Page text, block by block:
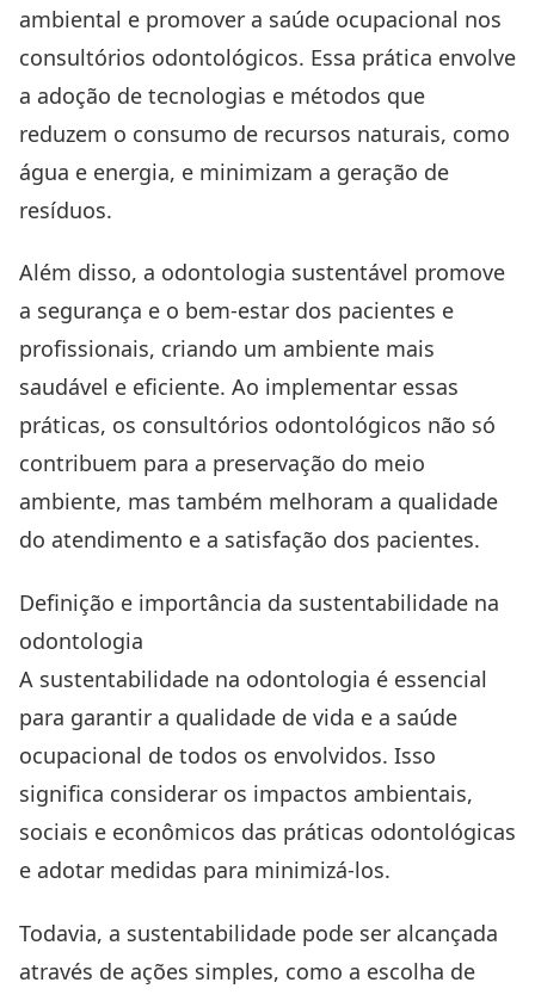
ambiental e promover a saúde ocupacional nos
consultórios odontológicos. Essa prática envolve
a adoção de tecnologias e métodos que
reduzem o consumo de recursos naturais, como
água e energia, e minimizam a geração de
resíduos.
Além disso, a odontologia sustentável promove
a segurança e o bem-estar dos pacientes e
profissionais, criando um ambiente mais
saudável e eficiente. Ao implementar essas
práticas, os consultórios odontológicos não só
contribuem para a preservação do meio
ambiente, mas também melhoram a qualidade
do atendimento e a satisfação dos pacientes.
Definição e importância da sustentabilidade na
odontologia
A sustentabilidade na odontologia é essencial
para garantir a qualidade de vida e a saúde
ocupacional de todos os envolvidos. Isso
significa considerar os impactos ambientais,
sociais e econômicos das práticas odontológicas
e adotar medidas para minimizá-los.
Todavia, a sustentabilidade pode ser alcançada
através de ações simples, como a escolha de